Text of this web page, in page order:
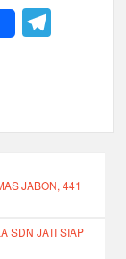
a
JABON, 441
SDN JATI SIAP